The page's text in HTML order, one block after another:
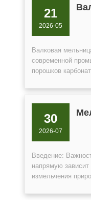
21
2026-05
Валковая
современной
порошков
30
2026-07
Введение:
напрямую
измельчения